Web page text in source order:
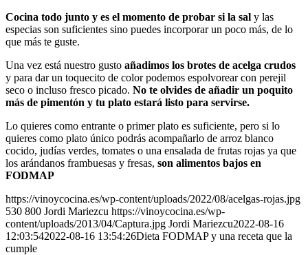
Cocina todo junto y es el momento de probar si la sal y las
especias son suficientes sino puedes incorporar un poco más, de lo
que más te guste.
Una vez está nuestro gusto añadimos los brotes de acelga crudos
y para dar un toquecito de color podemos espolvorear con perejil
seco o incluso fresco picado. No te olvides de añadir un poquito
más de pimentón y tu plato estará listo para servirse.
Lo quieres como entrante o primer plato es suficiente, pero si lo
quieres como plato único podrás acompañarlo de arroz blanco
cocido, judías verdes, tomates o una ensalada de frutas rojas ya que
los arándanos frambuesas y fresas, son alimentos bajos en
FODMAP
https://vinoycocina.es/wp-content/uploads/2022/08/acelgas-rojas.jpg
530 800 Jordi Mariezcu https://vinoycocina.es/wp-
content/uploads/2013/04/Captura.jpg Jordi Mariezcu2022-08-16
12:03:542022-08-16 13:54:26Dieta FODMAP y una receta que la
cumple